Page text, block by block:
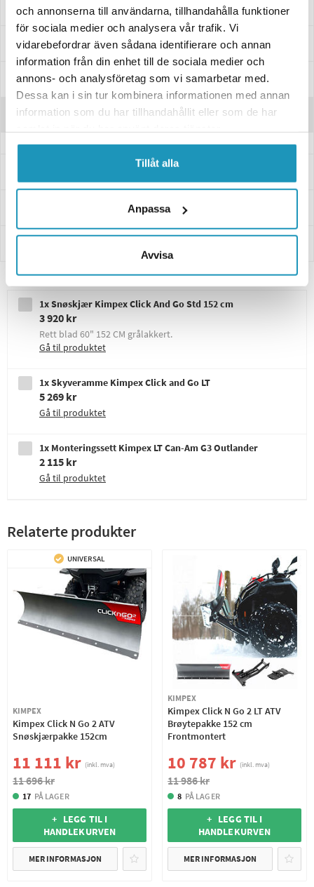
och annonserna till användarna, tillhandahålla funktioner
för sociala medier och analysera vår trafik. Vi
vidarebefordrar även sådana identifierare och annan
information från din enhet till de sociala medier och
annons- och analysföretag som vi samarbetar med.
Dessa kan i sin tur kombinera informationen med annan
information som du har tillhandahållit eller som de har
Tillåt alla
Anpassa
Avvisa
Passer til disse modellene
Spesifikasjoner
Manualer & Guider
Anmeldelser
1x Snøskjær Kimpex Click And Go Std 152 cm
3 920 kr
Rett blad 60" 152 CM grålakkert.
Gå til produktet
1x Skyveramme Kimpex Click and Go LT
5 269 kr
Gå til produktet
1x Monteringssett Kimpex LT Can-Am G3 Outlander
2 115 kr
Gå til produktet
Relaterte produkter
UNIVERSAL
KIMPEX
Kimpex Click N Go 2 ATV
Snøskjærpakke 152cm
11 111 kr (inkl. mva)
11 696 kr
17 PÅ LAGER
+ LEGG TIL I
HANDLEKURVEN
MER INFORMASJON
KIMPEX
Kimpex Click N Go 2 LT ATV
Brøytepakke 152 cm
Frontmontert
10 787 kr (inkl. mva)
11 986 kr
8 PÅ LAGER
+ LEGG TIL I
HANDLEKURVEN
MER INFORMASJON